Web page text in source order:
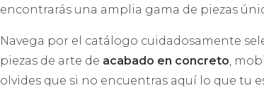
encontrarás una amplia gama de piezas
Navega por el catálogo cuidadosamente
piezas de arte de acabado en concreto,
olvides que si no encuentras aquí lo que tu